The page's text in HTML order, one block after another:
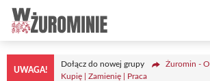
Przejdź
treści
UWAGA!
Dołącz do nowej grupy
Żuromin -
Kupię | Zamienię | Praca